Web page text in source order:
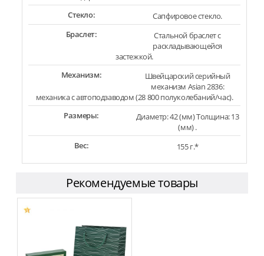
Стекло:
Сапфировое стекло.
Браслет:
Стальной браслет с
раскладывающейся
застежкой.
Механизм:
Швейцарский серийный
механизм Asian 2836:
механика с автоподзаводом (28 800 полуколебаний/час).
Размеры:
Диаметр: 42 (мм) Толщина: 13
(мм) .
Вес:
155 г.*
Рекомендуемые товары